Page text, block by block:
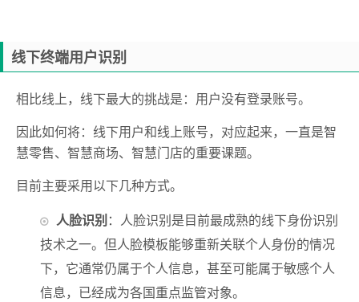
线下终端用户识别
相比线上，线下最大的挑战是：用户没有登录账号。
因此如何将： 线下用户和线上账号，对应起来，一直是智
慧零售、智慧商场、智慧门店的重要课题。
目前主要采用以下几种方式。
人脸识别：人脸识别是目前最成熟的线下身份识别
技术之一。但人脸模板能够重新关联个人身份的情况
下，它通常仍属于个人信息，甚至可能属于敏感个人
信息，已经成为各国重点监管对象。